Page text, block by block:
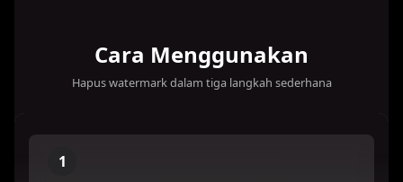
Cara Menggunakan
Hapus watermark dalam tiga langkah sederhana
1